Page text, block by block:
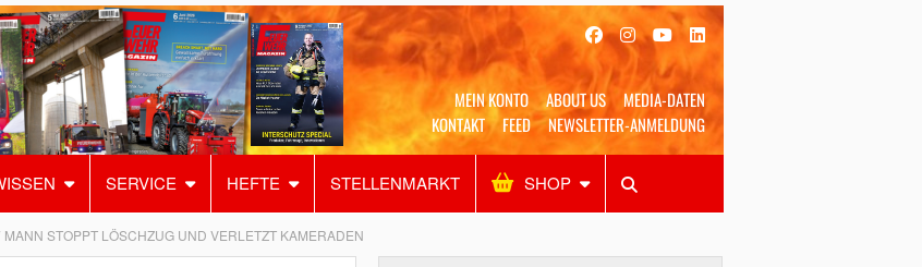
MEIN KONTO ABOUT US
MEDIA-DATEN
KONTAKT
FEED NEWSLETTER-ANMELDUNG
SERVICE HEFTE STELLENMARKT SHOP
Alles Shop SUCHEN
MANN STOPPT LÖSCHZUG UND VERLETZT KAMERADEN